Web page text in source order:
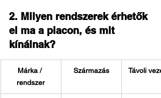
2. Milyen rendszerek érhetők
el ma a piacon, és mit
kínálnak?
Márka /
rendszer
Származás Távoli